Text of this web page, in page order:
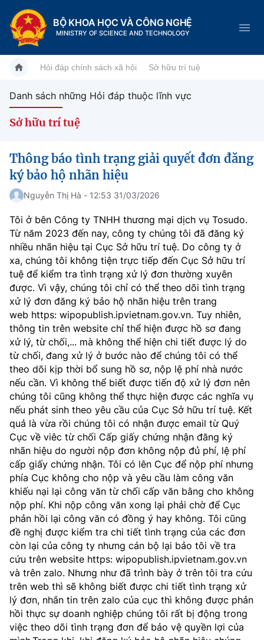
BỘ KHOA HỌC VÀ CÔNG NGHỆ
MINISTRY OF SCIENCE AND TECHNOLOGY
Giới thiệu
Chức năng nhiệm vụ
Cơ cấu tổ chức
Lịch sử phát triển
Sở Khoa học và Công nghệ
Tin tức sự kiện
Khoa học và Công nghệ
Đổi mới sáng tạo
Chuyển đổi số
Bưu chính, Viễn thông
Sở hữu trí tuệ
Tiêu chuẩn, đo lường, chất lượng
Năng lượng nguyên tử
Tin tổng hợp
Tin địa phương
Dịch vụ công
Hệ thống văn bản
Văn bản QPPL
Văn bản chỉ đạo điều hành
Lấy ý kiến người dân về dự thảo VBQPPL
MST IOFFICE
THỐNG KÊ
Khoa học và Công nghệ
Đổi mới sáng tạo
Chuyển đổi số
Bưu chính, Viễn thông
Sở hữu trí tuệ
Tiêu chuẩn, đo lường, chất lượng
Năng lượng nguyên tử
Multimedia
THƯ ĐIỆN TỬ
Khác
Videos
Infographic
Ảnh
Voice
Nhiệm vụ trọng tâm
Chọn ngôn ngữ
Vietnamese English
BỘ KHOA HỌC VÀ CÔNG NGHỆ
MINISTRY OF SCIENCE AND TECHNOLOGY
Hỏi đáp chính sách xã hội Sở hữu trí tuệ
Danh sách những Hỏi đáp thuộc lĩnh vực
Sở hữu trí tuệ
Thông báo tình trạng giải quyết đơn đăng
ký bảo hộ nhãn hiệu
Nguyễn Thị Hà - 12:53 31/03/2026
Tôi ở bên Công ty TNHH thương mại dịch vụ Tosudo.
Từ năm 2023 đến nay, công ty chúng tôi đã đăng ký
nhiều nhãn hiệu tại Cục Sở hữu trí tuệ. Do công ty ở
xa, chúng tôi không tiện trực tiếp đến Cục Sở hữu trí
tuệ để kiểm tra tình trạng xử lý đơn thường xuyên
được. Vì vậy, chúng tôi chỉ có thể theo dõi tình trạng
xử lý đơn đăng ký bảo hộ nhãn hiệu trên trang
web https: wipopublish.ipvietnam.gov.vn. Tuy nhiên,
thông tin trên website chỉ thể hiện được hồ sơ đang
xử lý, từ chối,... mà không thể hiện chi tiết được lý do
từ chối, đang xử lý ở bước nào để chúng tôi có thể
theo dõi kịp thời bổ sung hồ sơ, nộp lệ phí nhà nước
nếu cần. Vì không thể biết được tiến độ xử lý đơn nên
chúng tôi cũng không thể thực hiện được các nghĩa vụ
nếu phát sinh theo yêu cầu của Cục Sở hữu trí tuệ. Kết
quả là vừa rồi chúng tôi có nhận được email từ Quý
Cục về viêc từ chối Cấp giấy chứng nhận đăng ký
nhãn hiệu do người nộp đơn không nộp đủ phí, lệ phí
cấp giấy chứng nhận. Tôi có lên Cục để nộp phí nhưng
phía Cục không cho nộp và yêu cầu làm công văn
khiếu nại lại công văn từ chối cấp văn bằng cho không
nộp phí. Khi nộp công văn xong lại phải chờ để Cục
phản hồi lại công văn có đồng ý hay không. Tôi cũng
đề nghị được kiểm tra chi tiết tình trạng của các đơn
còn lại của công ty nhưng cán bộ lại bảo tôi về tra
cứu trên website https: wipopublish.ipvietnam.gov.vn
và trên zalo. Nhưng như đã trình bày ở trên tôi tra cứu
trên web thì sẽ không biết được chi tiết tình trạng xử
lý đơn, nhắn tin trên zalo của cục thì không được phản
hồi thực sự doanh nghiệp chúng tôi rất bị động trong
việc theo dõi tình trạng đơn để bảo vệ quyền lợi của